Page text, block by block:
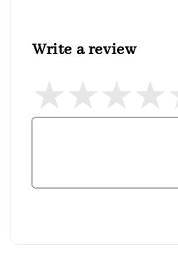
Write a review